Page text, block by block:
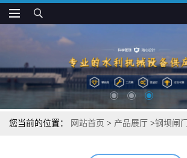
您当前的位置： 网站首页 > 产品展厅 >钢坝闸门